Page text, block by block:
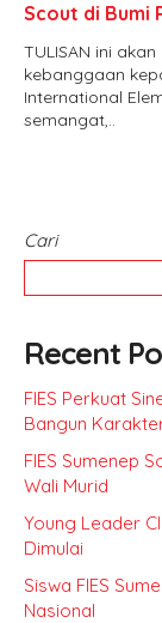
Scout di Bumi
TULISAN ini
kebanggaan
International
semangat,..
Cari
Recent
FIES Perkuat
Bangun
FIES Sumenep
Wali Murid
Young Leader
Dimulai
Siswa FIES
Nasional